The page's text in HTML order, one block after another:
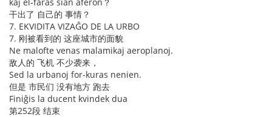
干出了 自己的 事情？
7. EKVIDITA VIZAĜO DE LA URBO
7. 刚被看到的 这座城市的面貌
Ne malofte venas malamikaj aeroplanoj.
敌人的 飞机 不少袭来，
Sed la urbanoj for-kuras nenien.
但是 市民们 没有地方 跑去
Finiĝis la ducent kvindek dua
第252段 结束